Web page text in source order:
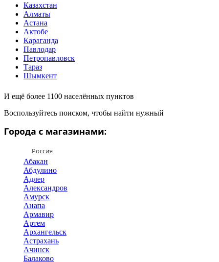
Казахстан
Алматы
Астана
Актобе
Караганда
Павлодар
Петропавловск
Тараз
Шымкент
И ещё более 1100 населённых пунктов
Воспользуйтесь поиском, чтобы найти нужный
Города с магазинами:
Россия
Абакан
Абдулино
Адлер
Александров
Амурск
Анапа
Армавир
Артем
Архангельск
Астрахань
Ачинск
Балаково